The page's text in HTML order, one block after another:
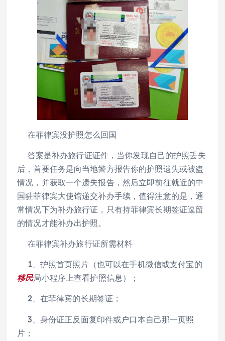
在菲律宾没护照怎么回国
答案是补办旅行证证件，当你发现自己的护照丢失
后，首要任务是向当地警方报告你的护照遗失或被盗
情况，并获取一个遗失报告，然后立即前往就近的中
国驻菲律宾大使馆递交补办手续，值得注意的是，通
常情况下为补办旅行证，只有持菲律宾长期签证逗留
的情况才能补办出护照。
在菲律宾补办旅行证所需材料
1、护照首页照片（也可以在手机微信或支付宝的
移民局小程序上查看护照信息）；
2、在菲律宾的长期签证；
3、身份证正反面复印件或户口本自己那一页照
片；